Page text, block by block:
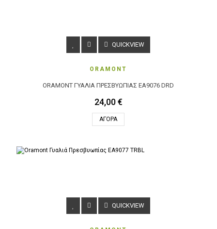
QUICKVIEW
ORAMONT
ORAMONT ΓΥΑΛΙΆ ΠΡΕΣΒΥΩΠΊΑΣ EA9076 DRD
24,00 €
ΑΓΟΡΆ
QUICKVIEW